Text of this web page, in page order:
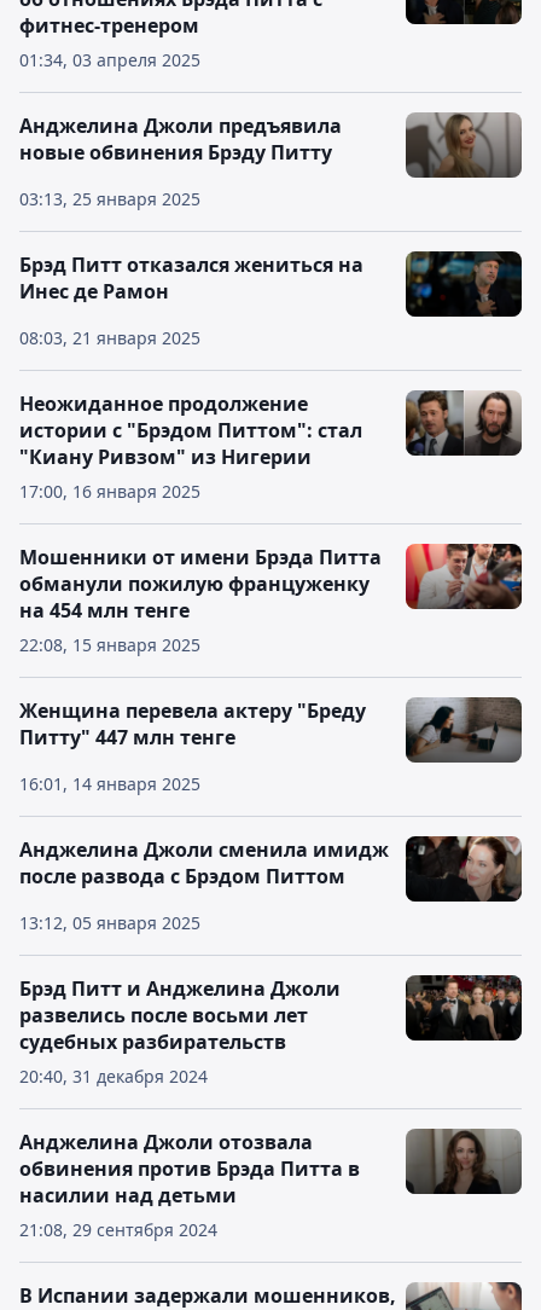
01:34, 03 апреля 2025
фитнес-тренером
03:13, 25 января 2025
Анджелина Джоли предъявила
новые обвинения Брэду Питту
08:03, 21 января 2025
Брэд Питт отказался жениться на
Инес де Рамон
17:00, 16 января 2025
Неожиданное продолжение
истории с "Брэдом Питтом": стал
"Киану Ривзом" из Нигерии
22:08, 15 января 2025
Мошенники от имени Брэда Питта
обманули пожилую француженку
на 454 млн тенге
16:01, 14 января 2025
Женщина перевела актеру "Бреду
Питту" 447 млн тенге
13:12, 05 января 2025
Анджелина Джоли сменила имидж
после развода с Брэдом Питтом
20:40, 31 декабря 2024
Брэд Питт и Анджелина Джоли
развелись после восьми лет
судебных разбирательств
21:08, 29 сентября 2024
Анджелина Джоли отозвала
обвинения против Брэда Питта в
насилии над детьми
В Испании задержали мошенников,